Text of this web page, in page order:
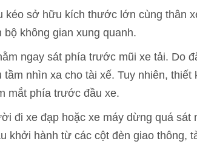
kéo sở hữu kích thước lớn cùng thân
bộ không gian xung quanh.
ngay sát phía trước mũi xe tải. Do
nhìn xa cho tài xế. Tuy nhiên,
mắt phía trước đầu xe.
đi xe đạp hoặc xe máy dừng quá sát
khởi hành từ các cột đèn giao thông,